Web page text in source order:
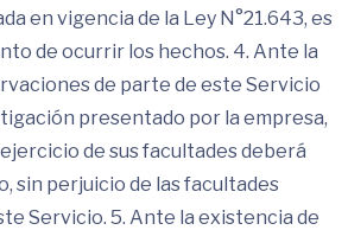
en vigencia de la Ley N°21.643, es
de ocurrir los hechos. 4. Ante la
de parte de este Servicio
presentado por la empresa,
de sus facultades deberá
sin perjuicio de las facultades
Servicio. 5. Ante la existencia de